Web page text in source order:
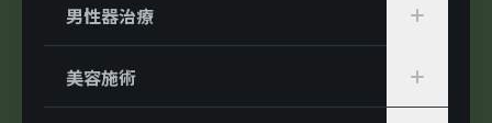
男性器治療
美容施術